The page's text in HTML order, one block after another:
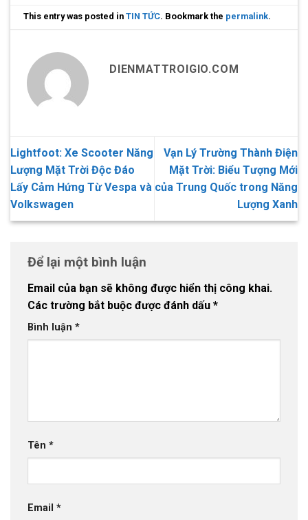
This entry was posted inTIN TỨC. Bookmark the permalink.
DIENMATTROIGIO.COM
Lightfoot: Xe Scooter Năng
Lượng Mặt Trời Độc Đáo
Lấy Cảm Hứng Từ Vespa và
Volkswagen
Vạn Lý Trường Thành Điện
Mặt Trời: Biểu Tượng Mới
của Trung Quốc trong Năng
Lượng Xanh
Để lại một bình luận
Email của bạn sẽ không được hiển thị công khai.
Các trường bắt buộc được đánh dấu *
Bình luận *
Tên *
Email *